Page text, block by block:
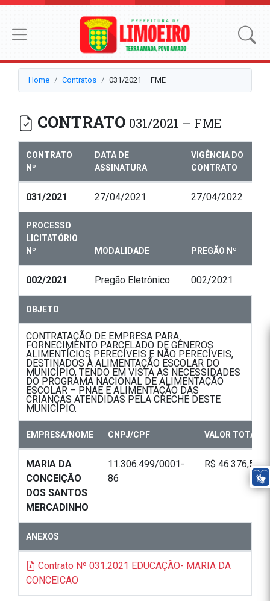
Home Contratos 031/2021 – FME
CONTRATO 031/2021 – FME
CONTRATO
Nº
DATA DE
ASSINATURA
VIGÊNCIA DO
CONTRATO
031/2021 27/04/2021 27/04/2022
PROCESSO
LICITATÓRIO
Nº
MODALIDADE PREGÃO Nº
002/2021 Pregão Eletrônico 002/2021
OBJETO
CONTRATAÇÃO DE EMPRESA PARA
FORNECIMENTO PARCELADO DE GÊNEROS
ALIMENTÍCIOS PERECÍVEIS E NÃO PERECÍVEIS,
DESTINADOS À ALIMENTAÇÃO ESCOLAR DO
MUNICÍPIO, TENDO EM VISTA AS NECESSIDADES
DO PROGRAMA NACIONAL DE ALIMENTAÇÃO
ESCOLAR – PNAE E ALIMENTAÇÃO DAS
CRIANÇAS ATENDIDAS PELA CRECHE DESTE
MUNICÍPIO.
EMPRESA/NOME CNPJ/CPF VALOR TOTAL
MARIA DA
CONCEIÇÃO
DOS SANTOS
MERCADINHO
11.306.499/0001-
86
R$ 46.376,50
ANEXOS
Contrato Nº 031.2021 EDUCAÇÃO- MARIA DA
CONCEICAO